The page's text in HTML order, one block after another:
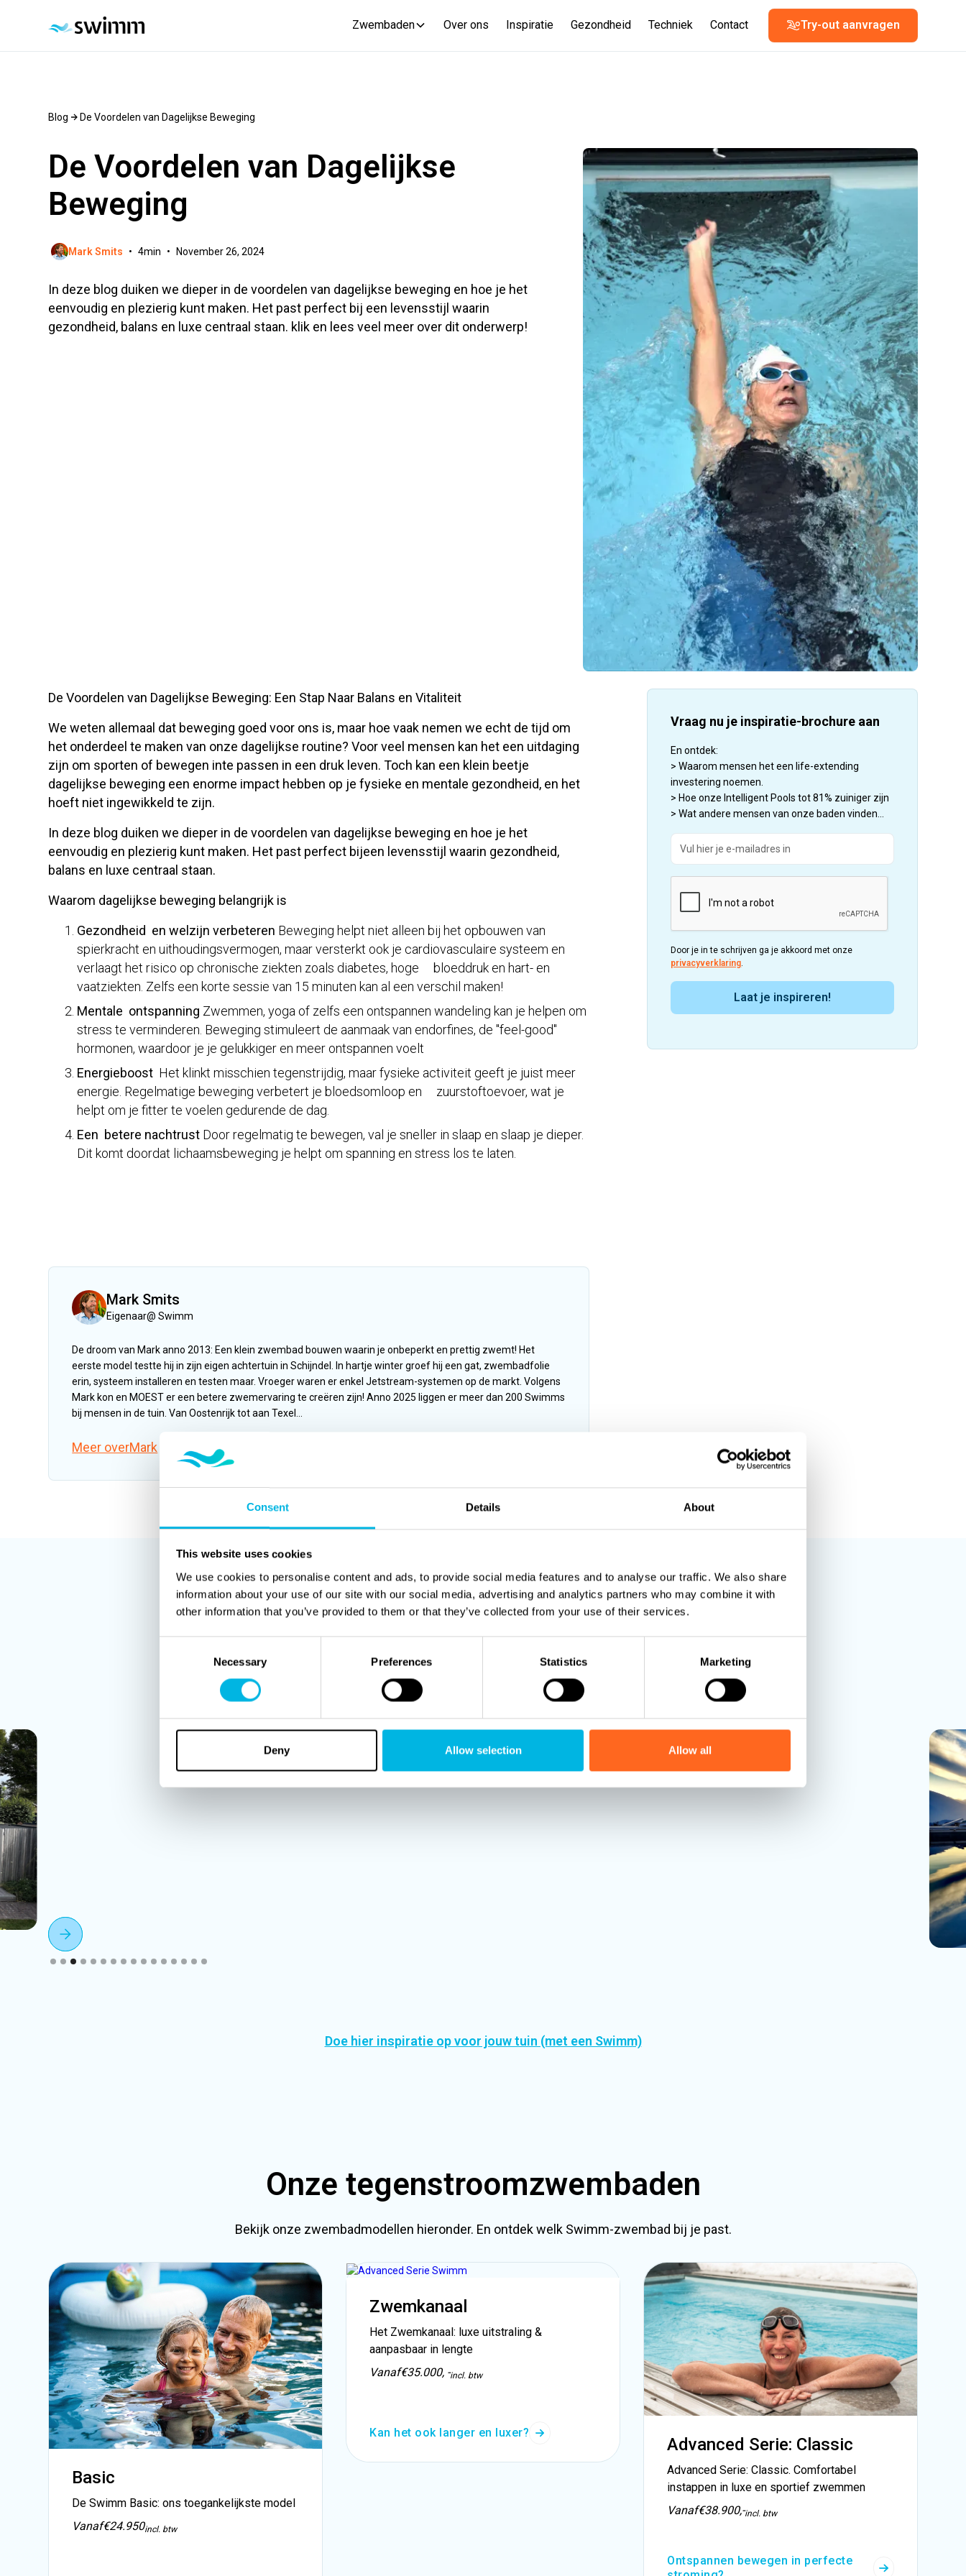
Consent Details About
This website uses cookies
We use cookies to personalise content and ads, to provide social media features and to analyse our traffic. We also share
information about your use of our site with our social media, advertising and analytics partners who may combine it with
other information that you’ve provided to them or that they’ve collected from your use of their services.
Necessary Preferences Statistics Marketing
Deny Allow selection Allow all
Zwembaden Over ons Inspiratie Gezondheid Techniek Contact Try-out aanvragen
Blog De Voordelen van Dagelijkse Beweging
De Voordelen van Dagelijkse
Beweging
Mark Smits • 4min • November 26, 2024
In deze blog duiken we dieper in de voordelen van dagelijkse beweging en hoe je het
eenvoudig en plezierig kunt maken. Het past perfect bij een levensstijl waarin
gezondheid, balans en luxe centraal staan. klik en lees veel meer over dit onderwerp!
De Voordelen van Dagelijkse Beweging: Een Stap Naar Balans en Vitaliteit
We weten allemaal dat beweging goed voor ons is, maar hoe vaak nemen we echt de tijd om
het onderdeel te maken van onze dagelijkse routine? Voor veel mensen kan het een uitdaging
zijn om sporten of bewegen inte passen in een druk leven. Toch kan een klein beetje
dagelijkse beweging een enorme impact hebben op je fysieke en mentale gezondheid, en het
hoeft niet ingewikkeld te zijn.
In deze blog duiken we dieper in de voordelen van dagelijkse beweging en hoe je het
eenvoudig en plezierig kunt maken. Het past perfect bijeen levensstijl waarin gezondheid,
balans en luxe centraal staan.
Waarom dagelijkse beweging belangrijk is
Gezondheid en welzijn verbeteren Beweging helpt niet alleen bij het opbouwen van
spierkracht en uithoudingsvermogen, maar versterkt ook je cardiovasculaire systeem en
verlaagt het risico op chronische ziekten zoals diabetes, hoge bloeddruk en hart- en
vaatziekten​. Zelfs een korte sessie van 15 minuten kan al een verschil maken!
Mentale ontspanning Zwemmen, yoga of zelfs een ontspannen wandeling kan je helpen om
stress te verminderen. Beweging stimuleert de aanmaak van endorfines, de "feel-good"
hormonen, waardoor je je gelukkiger en meer ontspannen voelt​
Energieboost Het klinkt misschien tegenstrijdig, maar fysieke activiteit geeft je juist meer
energie. Regelmatige beweging verbetert je bloedsomloop en zuurstoftoevoer, wat je
helpt om je fitter te voelen gedurende de dag.
Een betere nachtrust Door regelmatig te bewegen, val je sneller in slaap en slaap je dieper.
Dit komt doordat lichaamsbeweging je helpt om spanning en stress los te laten.
Mark Smits
Eigenaar@Swimm
De droom van Mark anno 2013: Een klein zwembad bouwen waarin je onbeperkt en prettig zwemt! Het
eerste model testte hij in zijn eigen achtertuin in Schijndel. In hartje winter groef hij een gat, zwembadfolie
erin, systeem installeren en testen maar. Vroeger waren er enkel Jetstream-systemen op de markt. Volgens
Mark kon en MOEST er een betere zwemervaring te creëren zijn! Anno 2025 liggen er meer dan 200 Swimms
bij mensen in de tuin. Van Oostenrijk tot aan Texel...
Meer overMark
Vraag nu je inspiratie-brochure aan
En ontdek:
> Waarom mensen het een life-extending
investering noemen.
> Hoe onze Intelligent Pools tot 81% zuiniger zijn
> Wat andere mensen van onze baden vinden...
Door je in te schrijven ga je akkoord met onze
privacyverklaring.
Een exclusieve selectie uit onze 300+
zwembadprojecten
Laat je inspireren door een selectie van onze mooiste zwembadprojecten…
Slide 3 of 16.
Doe hier inspiratie op voor jouw tuin (met een Swimm)
Onze tegenstroomzwembaden
Bekijk onze zwembadmodellen hieronder. En ontdek welk Swimm-zwembad bij je past.
Basic
De Swimm Basic: ons toegankelijkste model
Vanaf€24.950incl. btw
Zwemkanaal
Het Zwemkanaal: luxe uitstraling &
aanpasbaar in lengte
Vanaf€35.000, -incl. btw
Kan het ook langer en luxer?
Advanced Serie: Classic
Advanced Serie: Classic. Comfortabel
instappen in luxe en sportief zwemmen
Vanaf€38.900,-incl. btw
Ontspannen bewegen in perfecte